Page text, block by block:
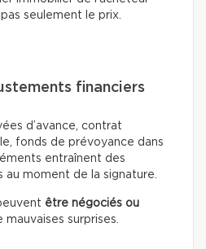
seulement le prix.
financiers
d’avance, contrat
fonds de prévoyance dans
entraînent des
au moment de la signature.
être négociés ou
surprises.